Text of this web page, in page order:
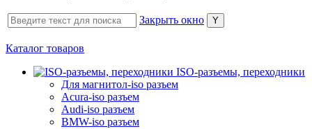
Закрыть окно
Каталог товаров
ISO-разъемы, переходники
Для магнитол-iso разъем
Acura-iso разъем
Audi-iso разъем
BMW-iso разъем